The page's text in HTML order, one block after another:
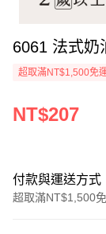
6061 法式奶
超取滿NT$1,500免
NT$207
付款與運送方式
超取滿NT$1,500